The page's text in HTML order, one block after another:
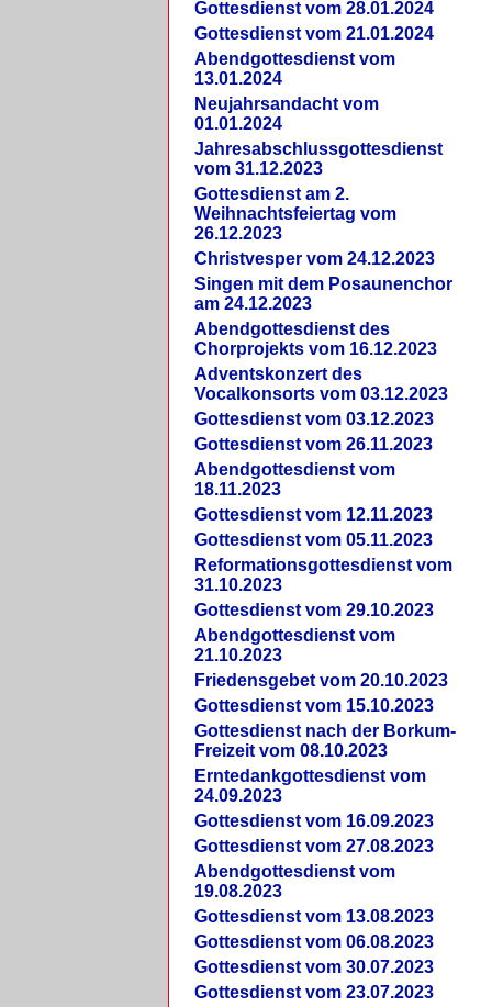
Gottesdienst vom 28.01.2024
Gottesdienst vom 21.01.2024
Abendgottesdienst vom
13.01.2024
Neujahrsandacht vom
01.01.2024
Jahresabschlussgottesdienst
vom 31.12.2023
Gottesdienst am 2.
Weihnachtsfeiertag vom
26.12.2023
Christvesper vom 24.12.2023
Singen mit dem Posaunenchor
am 24.12.2023
Abendgottesdienst des
Chorprojekts vom 16.12.2023
Adventskonzert des
Vocalkonsorts vom 03.12.2023
Gottesdienst vom 03.12.2023
Gottesdienst vom 26.11.2023
Abendgottesdienst vom
18.11.2023
Gottesdienst vom 12.11.2023
Gottesdienst vom 05.11.2023
Reformationsgottesdienst vom
31.10.2023
Gottesdienst vom 29.10.2023
Abendgottesdienst vom
21.10.2023
Friedensgebet vom 20.10.2023
Gottesdienst vom 15.10.2023
Gottesdienst nach der Borkum-
Freizeit vom 08.10.2023
Erntedankgottesdienst vom
24.09.2023
Gottesdienst vom 16.09.2023
Gottesdienst vom 27.08.2023
Abendgottesdienst vom
19.08.2023
Gottesdienst vom 13.08.2023
Gottesdienst vom 06.08.2023
Gottesdienst vom 30.07.2023
Gottesdienst vom 23.07.2023